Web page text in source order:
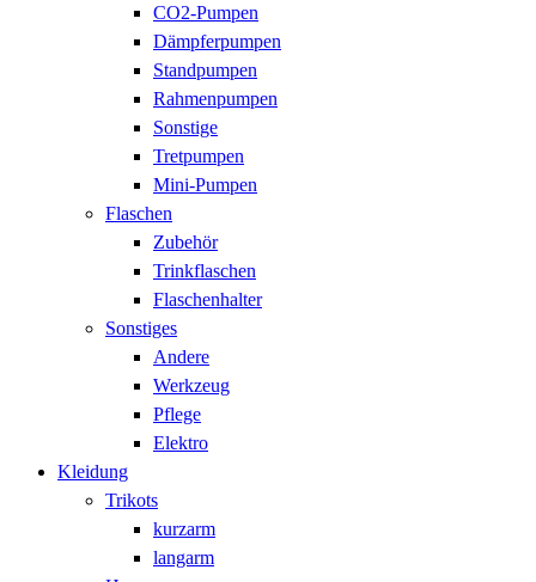
CO2-Pumpen
Dämpferpumpen
Standpumpen
Rahmenpumpen
Sonstige
Tretpumpen
Mini-Pumpen
Flaschen
Zubehör
Trinkflaschen
Flaschenhalter
Sonstiges
Andere
Werkzeug
Pflege
Elektro
Kleidung
Trikots
kurzarm
langarm